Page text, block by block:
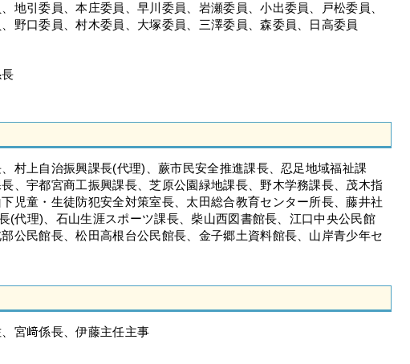
地引委員、本庄委員、早川委員、岩瀬委員、小出委員、戸松委員、
野口委員、村木委員、大塚委員、三澤委員、森委員、日高委員
村上自治振興課長(代理)、蕨市民安全推進課長、忍足地域福祉課
、宇都宮商工振興課長、芝原公園緑地課長、野木学務課長、茂木指
児童・生徒防犯安全対策室長、太田総合教育センター所長、藤井社
(代理)、石山生涯スポーツ課長、柴山西図書館長、江口中央公民館
公民館長、松田高根台公民館長、金子郷土資料館長、山岸青少年セ
宮﨑係長、伊藤主任主事